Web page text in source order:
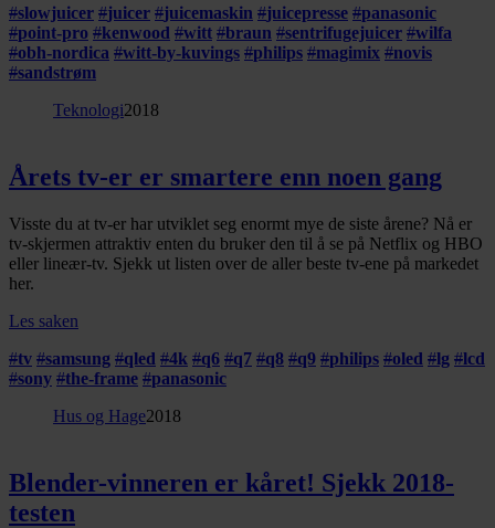
#slowjuicer #juicer #juicemaskin #juicepresse #panasonic
#point-pro #kenwood #witt #braun #sentrifugejuicer #wilfa
#obh-nordica #witt-by-kuvings #philips #magimix #novis
#sandstrøm
Teknologi2018
Årets tv-er er smartere enn noen gang
Visste du at tv-er har utviklet seg enormt mye de siste årene? Nå er
tv-skjermen attraktiv enten du bruker den til å se på Netflix og HBO
eller lineær-tv. Sjekk ut listen over de aller beste tv-ene på markedet
her.
Les saken
#tv #samsung #qled #4k #q6 #q7 #q8 #q9 #philips #oled #lg #lcd
#sony #the-frame #panasonic
Hus og Hage2018
Blender-vinneren er kåret! Sjekk 2018-
testen